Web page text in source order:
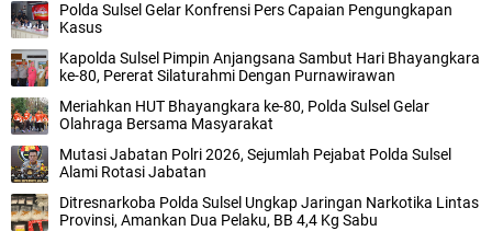
Polda Sulsel Gelar Konfrensi Pers Capaian Pengungkapan
Kasus
Kapolda Sulsel Pimpin Anjangsana Sambut Hari Bhayangkara
ke-80, Pererat Silaturahmi Dengan Purnawirawan
Meriahkan HUT Bhayangkara ke-80, Polda Sulsel Gelar
Olahraga Bersama Masyarakat
Mutasi Jabatan Polri 2026, Sejumlah Pejabat Polda Sulsel
Alami Rotasi Jabatan
Ditresnarkoba Polda Sulsel Ungkap Jaringan Narkotika Lintas
Provinsi, Amankan Dua Pelaku, BB 4,4 Kg Sabu